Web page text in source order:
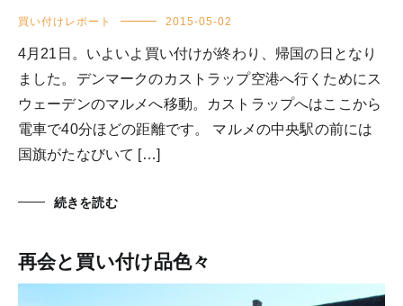
買い付けレポート 2015-05-02
4月21日。いよいよ買い付けが終わり、帰国の日となり
ました。デンマークのカストラップ空港へ行くためにス
ウェーデンのマルメへ移動。カストラップへはここから
電車で40分ほどの距離です。 マルメの中央駅の前には
国旗がたなびいて […]
続きを読む
再会と買い付け品色々